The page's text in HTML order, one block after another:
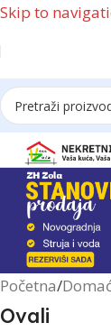
Skip to
Reklama
Početna/
Ovali